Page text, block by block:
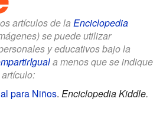
artículos de la Enciclopedia
se puede utilizar
y educativos bajo la
a menos que se indique
para Niños. Enciclopedia Kiddle.